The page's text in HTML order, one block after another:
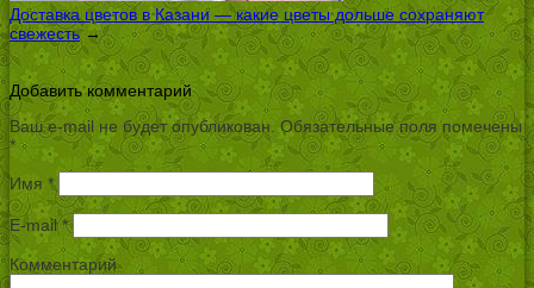
Доставка цветов в Казани — какие цветы дольше сохраняют
свежесть→
Добавить комментарий
Ваш e-mail не будет опубликован. Обязательные поля помечены
*
Имя *
E-mail*
Комментарий